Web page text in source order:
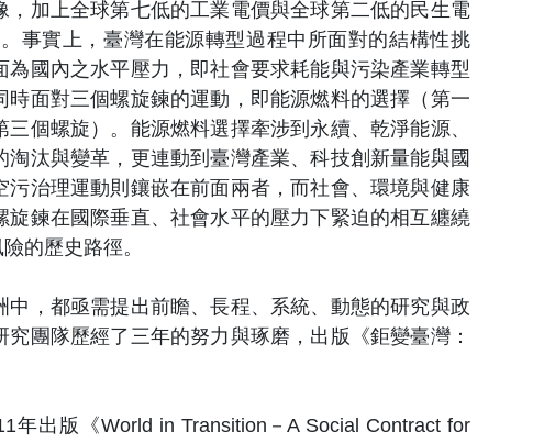
加上全球第七低的工業電價與全球第二低的民生電
事實上，臺灣在能源轉型過程中所面對的結構性挑
國內之水平壓力，即社會要求耗能與污染產業轉型
面對三個螺旋鍊的運動，即能源燃料的選擇（第一
個螺旋）。能源燃料選擇牽涉到永續、乾淨能源、
汰與變革，更連動到臺灣產業、科技創新量能與國
治理運動則鑲嵌在前面兩者，而社會、環境與健康
鍊在國際垂直、社會水平的壓力下緊迫的相互纏繞
的歷史路徑。
，都亟需提出前瞻、長程、系統、動態的研究與政
團隊歷經了三年的努力與琢磨，出版《鉅變臺灣：
出版《World in Transition－A Social Contract for